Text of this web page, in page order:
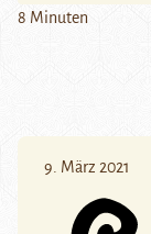
8 Minuten
9. März 2021